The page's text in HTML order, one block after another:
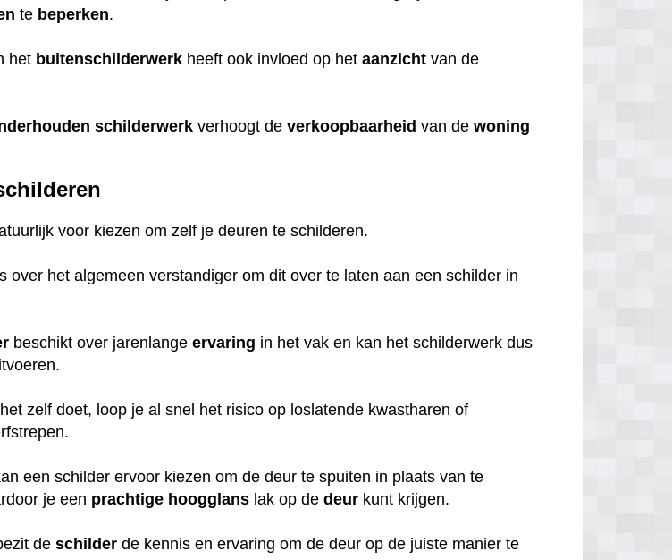
te beperken.
het buitenschilderwerk heeft ook invloed op hetaanzicht van de
schilderwerk verhoogt deverkoopbaarheid van dewoning
voor kiezen om zelf je deuren te schilderen.
over het algemeen verstandiger om dit over te laten aan een schilder in
beschikt over jarenlangeervaring in het vak en kan het schilderwerk dus
zelf doet, loop je al snel het risico op loslatende kwastharen of
een schilder ervoor kiezen om de deur te spuiten in plaats van te
je een prachtige hoogglans lak op dedeur kunt krijgen.
deschilder de kennis en ervaring om de deur op de juiste manier te